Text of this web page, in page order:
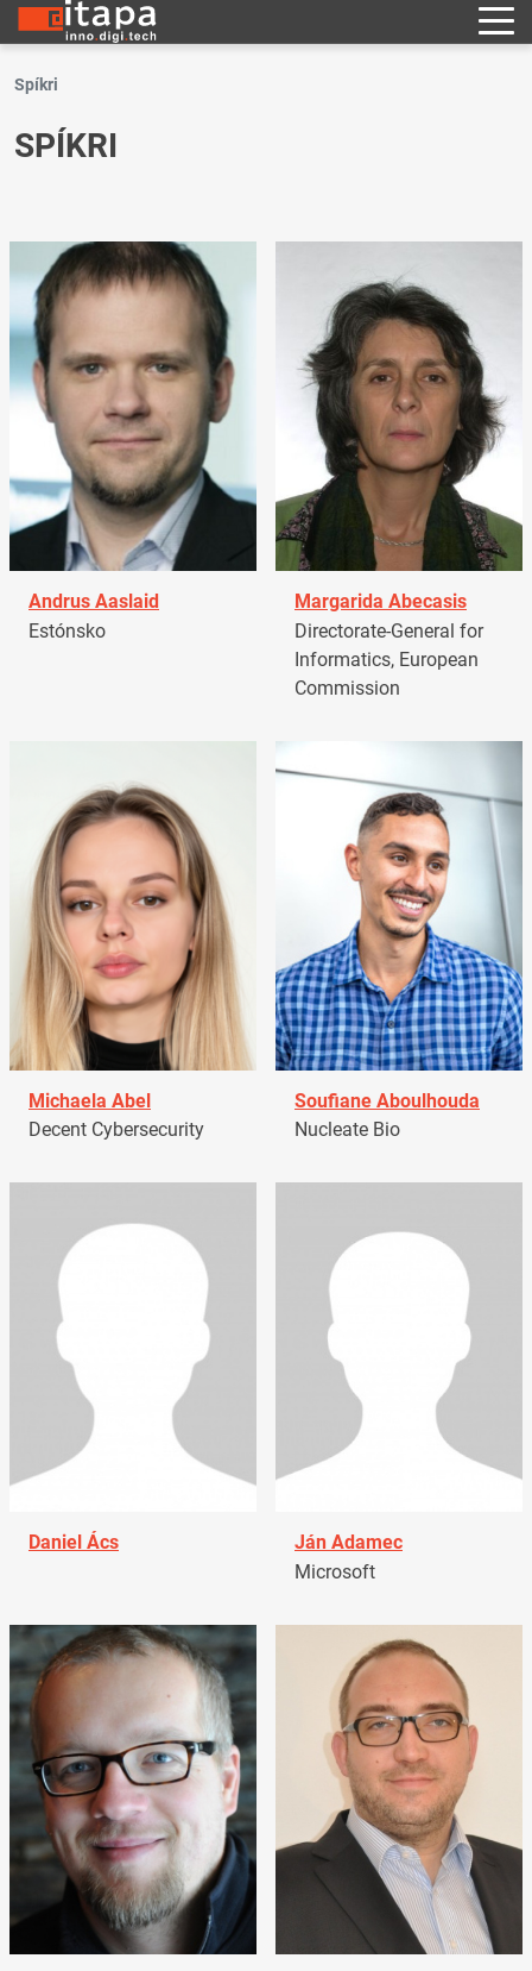
Spíkri
SPÍKRI
Andrus Aaslaid
Estónsko
Margarida Abecasis
Directorate-General for
Informatics, European
Commission
Michaela Abel
Decent Cybersecurity
Soufiane Aboulhouda
Nucleate Bio
Daniel Ács
Ján Adamec
Microsoft